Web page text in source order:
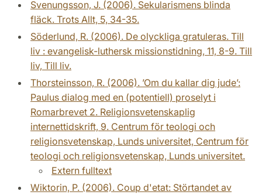
Svenungsson, J. (2006). Sekularismens blinda
fläck. Trots Allt, 5, 34-35.
Söderlund, R. (2006). De olyckliga gratuleras. Till
liv : evangelisk-luthersk missionstidning, 11, 8-9. Till
liv, Till liv.
Thorsteinsson, R. (2006). ’Om du kallar dig jude’:
Paulus dialog med en (potentiell) proselyt i
Romarbrevet 2. Religionsvetenskaplig
internettidskrift, 9. Centrum för teologi och
religionsvetenskap, Lunds universitet, Centrum för
teologi och religionsvetenskap, Lunds universitet.
Extern fulltext
Wiktorin, P. (2006). Coup d'etat: Störtandet av